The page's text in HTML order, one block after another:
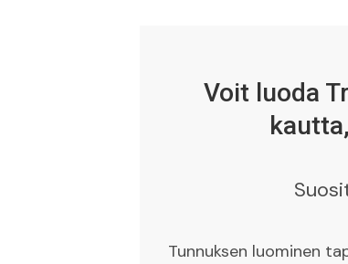
Voit luoda
Tunnuksen luominen